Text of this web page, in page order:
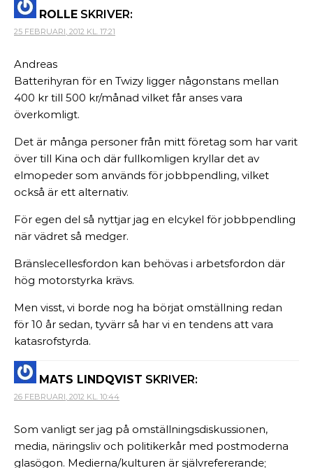
ROLLE SKRIVER:
25 FEBRUARI, 2012 KL. 17:21
Andreas
Batterihyran för en Twizy ligger någonstans mellan
400 kr till 500 kr/månad vilket får anses vara
överkomligt.
Det är många personer från mitt företag som har varit
över till Kina och där fullkomligen kryllar det av
elmopeder som används för jobbpendling, vilket
också är ett alternativ.
För egen del så nyttjar jag en elcykel för jobbpendling
när vädret så medger.
Bränslecellesfordon kan behövas i arbetsfordon där
hög motorstyrka krävs.
Men visst, vi borde nog ha börjat omställning redan
för 10 år sedan, tyvärr så har vi en tendens att vara
katasrofstyrda.
MATS LINDQVIST SKRIVER:
26 FEBRUARI, 2012 KL. 10:44
Som vanligt ser jag på omställningsdiskussionen,
media, näringsliv och politikerkår med postmoderna
glasögon. Medierna/kulturen är självrefererande;